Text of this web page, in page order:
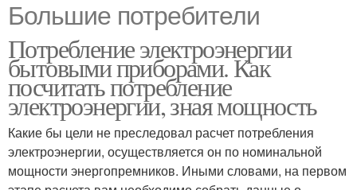
Большие потребители
Потребление электроэнергии
бытовыми приборами. Как
посчитать потребление
электроэнергии, зная мощность
Какие бы цели не преследовал расчет потребления
электроэнергии, осуществляется он по номинальной
мощности энергопремников. Иными словами, на первом